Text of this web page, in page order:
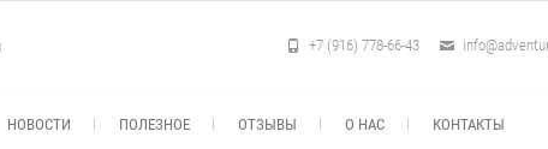
+7 (916) 778-66-43
НОВОСТИ ПОЛЕЗНОЕ ОТЗЫВЫ О НАС КОНТАКТЫ